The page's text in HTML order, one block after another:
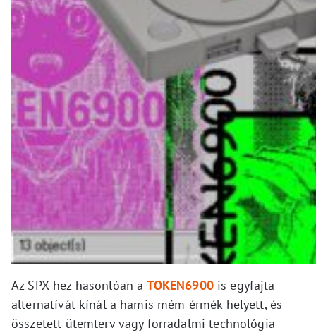
Az SPX-hez hasonlóan aTOKEN6900is egyfajta
alternatívát kínál a hamis mém érmék helyett, és
összetett ütemterv vagy forradalmi technológia